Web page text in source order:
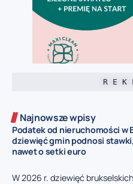
R E K
Najnowsze wpisy
Podatek od nieruchomości w
dziewięć gmin podnosi
nawet o setki euro
W 2026 r. dziewięć